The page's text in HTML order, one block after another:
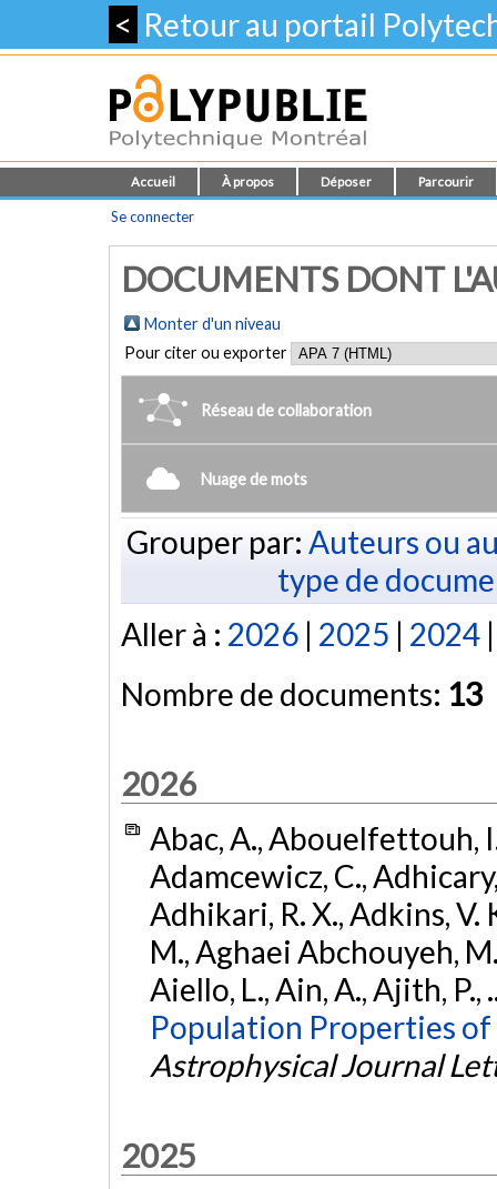
< Retour au portail
Accueil À propos Déposer Parcourir
Se connecter
DOCUMENTS DONT
Monter d'un niveau
Pour citer ou exporter
Réseau de collaboration
Nuage de mots
Grouper par: Auteurs ou
type de
Aller à : 2026 | 2025 | 2024
Nombre de documents: 13
2026
Abac, A., Abouelfettouh,
Adamcewicz, C.,
Adhikari, R. X., Adkins, V.
M., Aghaei Abchouyeh,
Aiello, L., Ain, A., Ajith,
Population Properties
Astrophysical Journal
2025